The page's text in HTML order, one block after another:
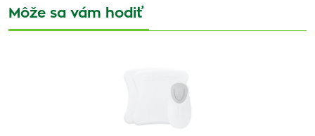
Môže sa vám hodiť